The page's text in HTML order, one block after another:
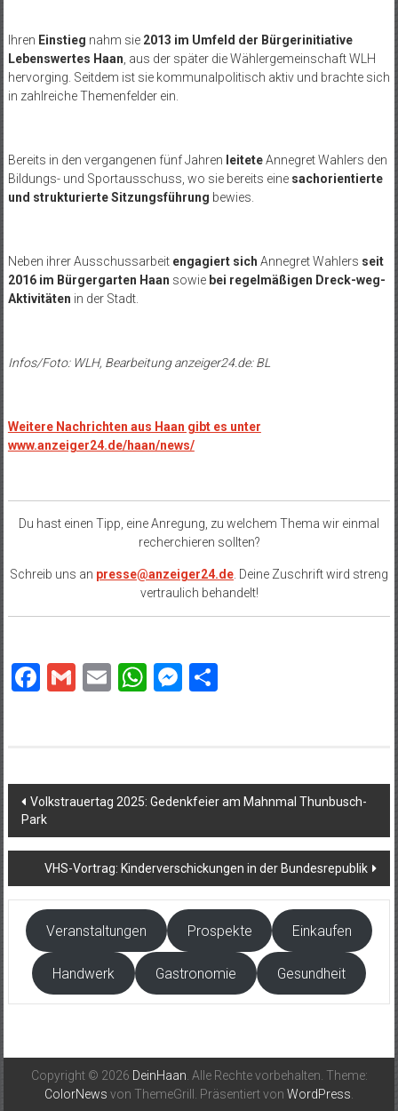
Ihren Einstieg nahm sie 2013 im Umfeld der Bürgerinitiative
Lebenswertes Haan, aus der später die Wählergemeinschaft WLH
hervorging. Seitdem ist sie kommunalpolitisch aktiv und brachte sich
in zahlreiche Themenfelder ein.
Bereits in den vergangenen fünf Jahren leiteteAnnegret Wahlers den
Bildungs- und Sportausschuss, wo sie bereits eine sachorientierte
und strukturierte Sitzungsführung bewies.
Neben ihrer Ausschussarbeitengagiert sich Annegret Wahlers seit
2016 im Bürgergarten Haan sowie bei regelmäßigen Dreck-weg-
Aktivitäten in der Stadt.
Infos/Foto: WLH, Bearbeitung anzeiger24.de: BL
Weitere Nachrichten aus Haan gibt es unter
www.anzeiger24.de/haan/news/
Du hast einen Tipp, eine Anregung, zu welchem Thema wir einmal
recherchieren sollten?
Schreib uns an presse@anzeiger24.de. Deine Zuschrift wird streng
vertraulich behandelt!
Facebook
GmailEmailWhatsApp
Messenger
Beitragsnavigation
Volkstrauertag 2025: Gedenkfeier am Mahnmal Thunbusch-
Park
VHS-Vortrag: Kinderverschickungen in der Bundesrepublik
Veranstaltungen Prospekte Einkaufen
Handwerk Gastronomie Gesundheit
Copyright © 2026 DeinHaan. Alle Rechte vorbehalten. Theme:
ColorNews von ThemeGrill. Präsentiert von WordPress.